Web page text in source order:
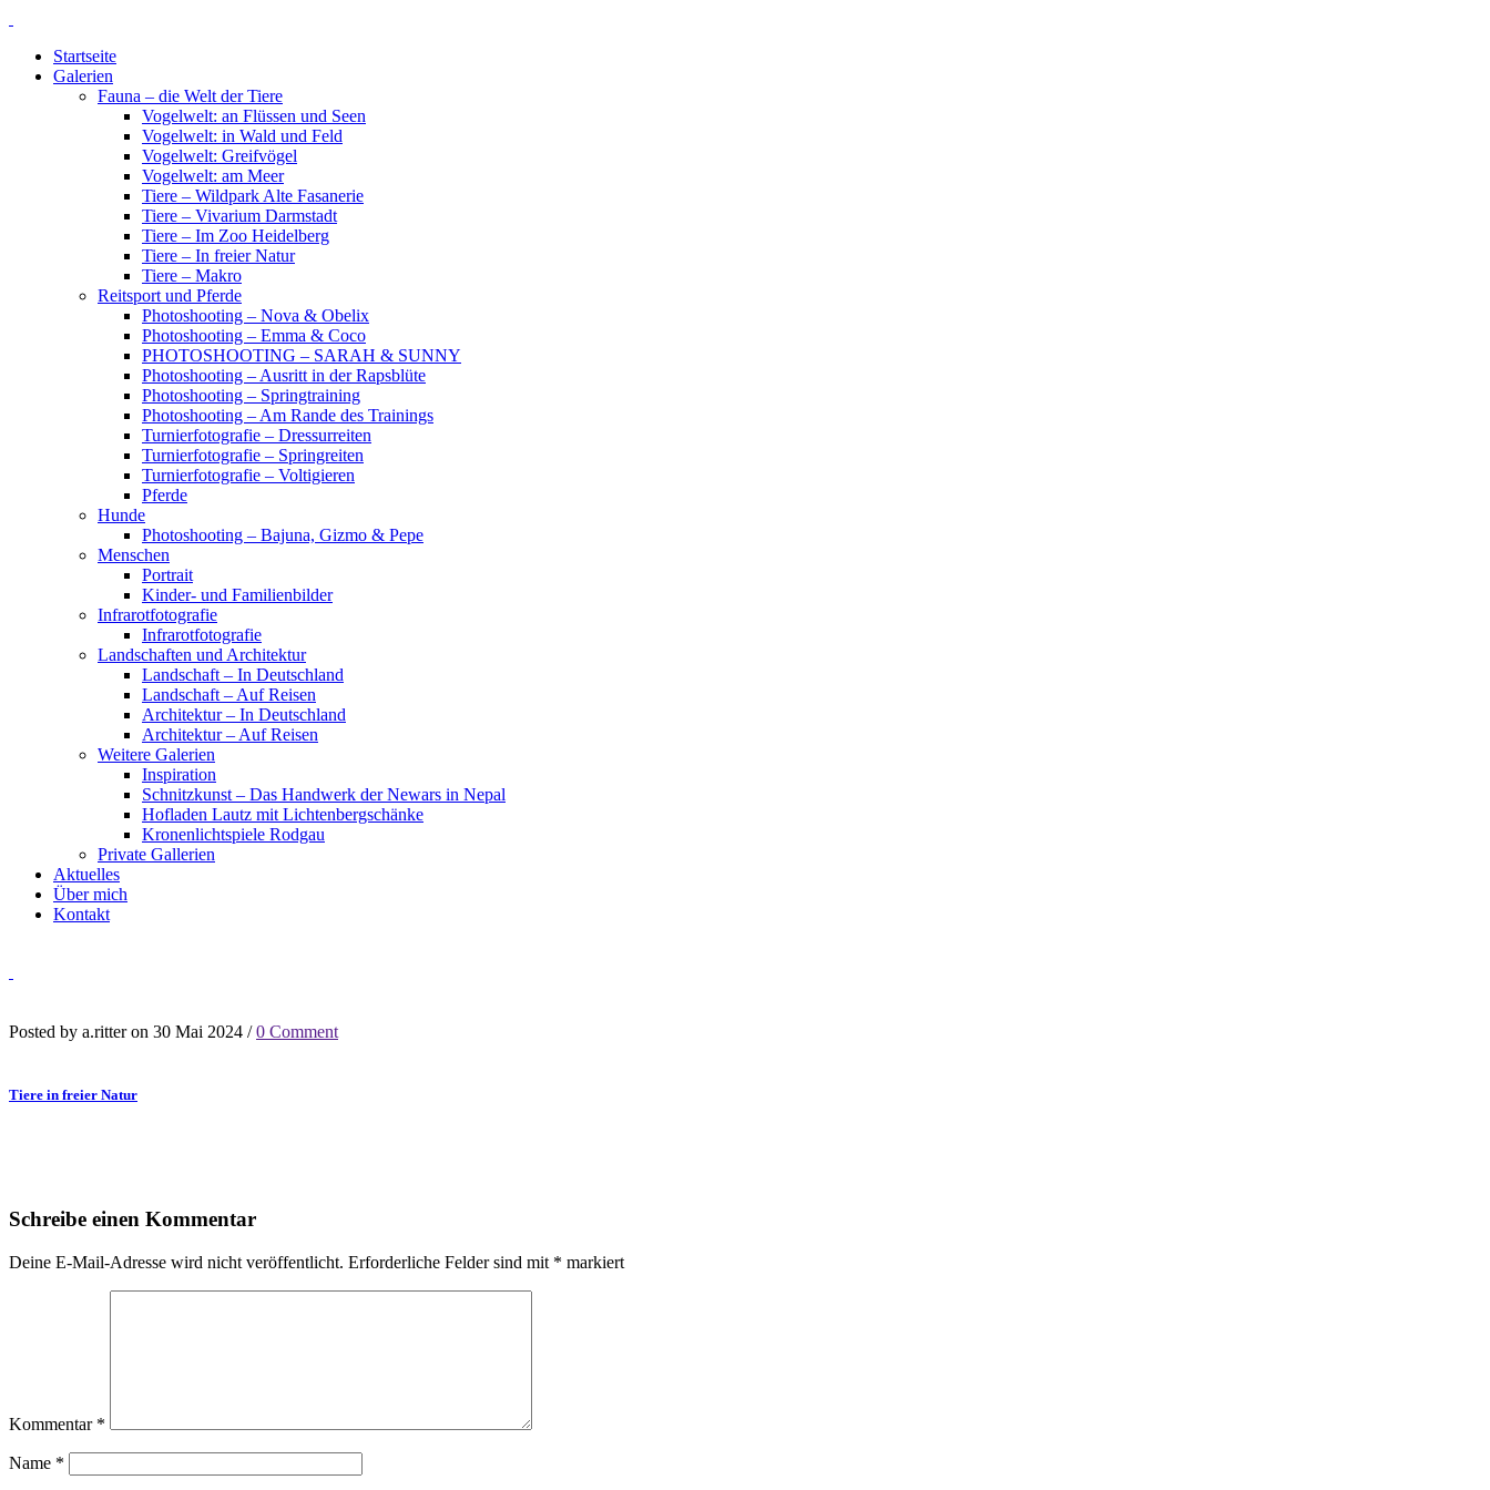
Startseite
Galerien
Fauna – die Welt der Tiere
Vogelwelt: an Flüssen und Seen
Vogelwelt: in Wald und Feld
Vogelwelt: Greifvögel
Vogelwelt: am Meer
Tiere – Wildpark Alte Fasanerie
Tiere – Vivarium Darmstadt
Tiere – Im Zoo Heidelberg
Tiere – In freier Natur
Tiere – Makro
Reitsport und Pferde
Photoshooting – Nova & Obelix
Photoshooting – Emma & Coco
PHOTOSHOOTING – SARAH & SUNNY
Photoshooting – Ausritt in der Rapsblüte
Photoshooting – Springtraining
Photoshooting – Am Rande des Trainings
Turnierfotografie – Dressurreiten
Turnierfotografie – Springreiten
Turnierfotografie – Voltigieren
Pferde
Hunde
Photoshooting – Bajuna, Gizmo & Pepe
Menschen
Portrait
Kinder- und Familienbilder
Infrarotfotografie
Infrarotfotografie
Landschaften und Architektur
Landschaft – In Deutschland
Landschaft – Auf Reisen
Architektur – In Deutschland
Architektur – Auf Reisen
Weitere Galerien
Inspiration
Schnitzkunst – Das Handwerk der Newars in Nepal
Hofladen Lautz mit Lichtenbergschänke
Kronenlichtspiele Rodgau
Private Gallerien
Aktuelles
Über mich
Kontakt
Posted by a.ritter on 30 Mai 2024 /0 Comment
Tiere in freier Natur
Schreibe einen Kommentar
Deine E-Mail-Adresse wird nicht veröffentlicht. Erforderliche Felder sind mit * markiert
Kommentar *
Name *